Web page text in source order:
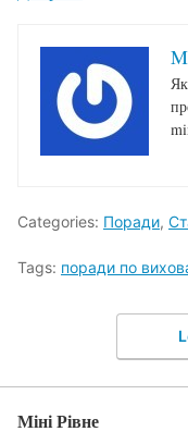
Categories: Поради,
Tags: поради по
Міні Рівне